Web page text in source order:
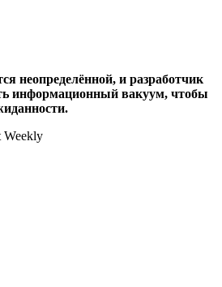
неопределённой, и разработчик
информационный вакуум, чтобы
Weekly